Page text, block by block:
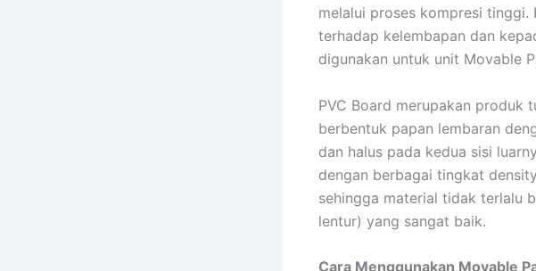
melalui proses kompresi tinggi.
terhadap kelembapan dan
digunakan untuk unit Movable
PVC Board merupakan produk
berbentuk papan lembaran
dan halus pada kedua sisi
dengan berbagai tingkat
sehingga material tidak terlalu
lentur) yang sangat baik.
Cara Menggunakan Movable